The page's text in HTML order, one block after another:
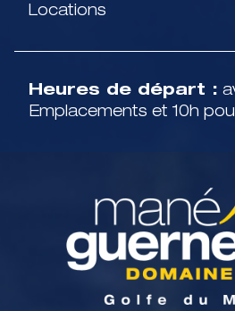
Locations
Heures de départ :
Emplacements et 10h